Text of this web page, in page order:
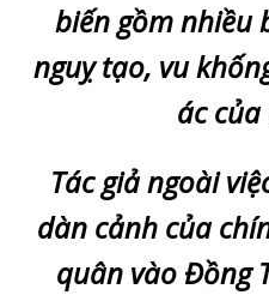
biến gồm nhiều
nguỵ tạo, vu
ác của
Tác giả ngoài
dàn cảnh của
quân vào Đồng